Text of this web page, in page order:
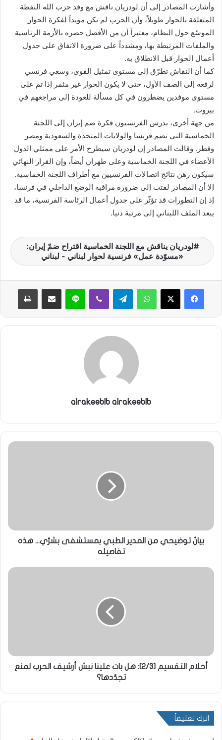
وأشارت المصادر إلى أن لودريان ناقش مع وفد حزب الله النقطة
المتعلقة بالحوار طويلاً، وأن الحزب لم يكن مؤيداً لفكرة الحوار
الموسّع حول النظام، معتبراً أن من الأفضل حصره بالأزمة الرئاسية
والملفات المرتبطة بها، ومشدداً على ضرورة الاتفاق على جدول
أعمال الحوار قبل الانطلاق به.
كما أن النقاش تطرّق إلى مستوى تمثيل القوى، وسعي فرنسي
لرفعه إلى الصف الأول، حتى لا يكون الحوار غير مثمر إذا تم على
مستوى موفدين يضطرون في كل مسألة للعودة إلى مراجعهم في
بيروت.
من جهة أخرى، يدرس الفرنسيون فكرة ضم إيران إلى اللجنة
الخماسية التي تضم فرنسا والولايات المتحدة والسعودية ومصر
وقطر. وقالت المصادر إن لودريان سيطرح الأمر على ممثلي الدول
الأعضاء في اللجنة الخماسية وعلى طهران أيضاً، وإن القرار النهائي
سيكون رهن نتائج اتصالات الفرنسيين مع أطراف اللجنة الخماسية.
إلا أن المصادر لفتت إلى ضرورة مراقبة الوضع الداخلي في فرنسا،
إذ إن التطورات قد تؤثّر على جدول أعمال الرئاسة الفرنسية، ما قد
يبعد الملف اللبناني إلى مرتبة دنيا.
لودريان يناقش مع اللجنة الخماسية اقتراح ضمّ إيران:
«مسوّدة عمل» فرنسية لحوار لبناني - لبناني
واتساب لاين
alrakeeblb alrakeeblb
بيانٌ توضيحي من المدير الطبي بمستشفى بشرّي... هذه
تفاصيله
أحلام التقسيم [2/3]: هل بات علينا نبش أرشيف الحرب لمنع
تجدّدها؟
اترك تعليقاً